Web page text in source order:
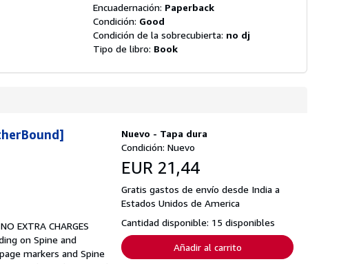
Encuadernación: Paperback
Condición: Good
Condición de la sobrecubierta: no dj
Tipo de libro: Book
Nuevo - Tapa dura
Condición: Nuevo
EUR 21,44
Gratis gastos de envío desde India a
Estados Unidos de America
Cantidad disponible: 15 disponibles
Añadir al carrito
EXTRA CHARGES
on Spine and
markers and Spine